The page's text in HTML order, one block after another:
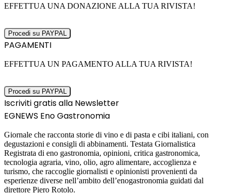
EFFETTUA UNA DONAZIONE ALLA TUA RIVISTA!
PAGAMENTI
EFFETTUA UN PAGAMENTO ALLA TUA RIVISTA!
Iscriviti gratis alla Newsletter
EGNEWS Eno Gastronomia
Giornale che racconta storie di vino e di pasta e cibi italiani, con
degustazioni e consigli di abbinamenti. Testata Giornalistica
Registrata di eno gastronomia, opinioni, critica gastronomica,
tecnologia agraria, vino, olio, agro alimentare, accoglienza e
turismo, che raccoglie giornalisti e opinionisti provenienti da
esperienze diverse nell’ambito dell’enogastronomia guidati dal
direttore Piero Rotolo.